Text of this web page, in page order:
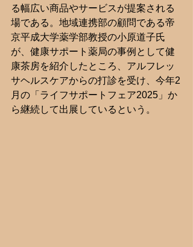
る幅広い商品やサービスが提案される
場である。地域連携部の顧問である帝
京平成大学薬学部教授の小原道子氏
が、健康サポート薬局の事例として健
康茶房を紹介したところ、アルフレッ
サヘルスケアからの打診を受け、今年2
月の「ライフサポートフェア2025」か
ら継続して出展しているという。